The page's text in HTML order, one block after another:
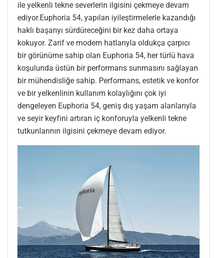
ile yelkenli tekne severlerin ilgisini çekmeye devam
ediyor.Euphoria 54, yapılan iyileştirmelerle kazandığı
haklı başarıyı sürdüreceğini bir kez daha ortaya
kokuyor. Zarif ve modern hatlarıyla oldukça çarpıcı
bir görünüme sahip olan Euphoria 54, her türlü hava
koşulunda üstün bir performans sunmasını sağlayan
bir mühendisliğe sahip. Performans, estetik ve konfor
ve bir yelkenlinin kullanım kolaylığını çok iyi
dengeleyen Euphoria 54, geniş dış yaşam alanlarıyla
ve seyir keyfini artıran iç konforuyla yelkenli tekne
tutkunlarının ilgisini çekmeye devam ediyor.